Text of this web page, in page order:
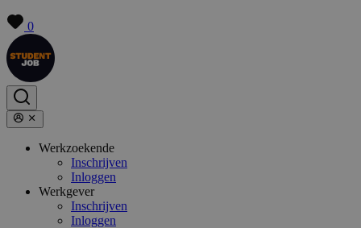
0
Werkzoekende
Inschrijven
Inloggen
Werkgever
Inschrijven
Inloggen